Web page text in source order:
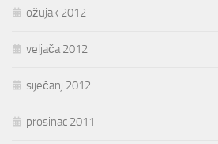
ožujak 2012
veljača 2012
siječanj 2012
prosinac 2011